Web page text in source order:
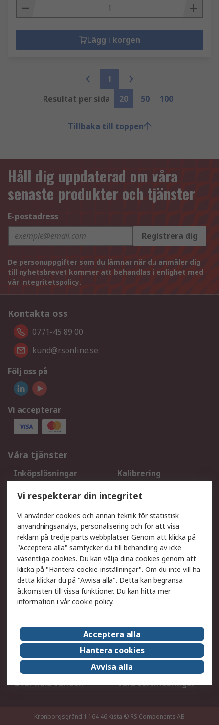
Lägg i korgen
1
Resultat per sida
20 50 100
Tillbaka till toppen
Håll dig uppdaterad om våra
senaste produkter och tjänster
E-postadress
Registrera dig
De personuppgifter som du lämnar när du anmäler dig
till nyhetsbrevet kommer att behandlas i enlighet med
vår integritetspolicy.
Kontakta oss
0771-45 89 00
kund@rsonline.se
Följ oss på
Vi accepterar
Våra tjänster
Inköpslösningar
Kalibrering
DesignSpark
Teknisk Support
Ditt lokala säljteam
Exportlösningar
Support
Få hjälp
Retur av varor
Leverans
Spåra din order
Begär en fakturakopi
Fördelar med RS-konto
Betalningsalternativ
Om RS
Försäljningsvillkor
Det juridiska
Press Centre
Jobba hos RS
ESG
Över hela världen
Våra certificeringar
Kronborgsgränd 1 164 46 Kista © RS Components AB
Vi respekterar din integritet
Vi använder cookies och annan teknik för statistisk
användningsanalys, personalisering och för att visa
reklam på tredje parts webbplatser. Genom att klicka på
"Acceptera alla" samtycker du till behandling av icke
väsentliga cookies. Du kan välja dina cookies genom att
klicka på "Hantera cookie-inställningar". Om du inte vill ha
detta klickar du på "Avvisa alla". Detta kan begränsa
åtkomsten till vissa funktioner. Du kan hitta mer
information i vårcookie policy.
Acceptera alla
Hantera cookies
Avvisa alla